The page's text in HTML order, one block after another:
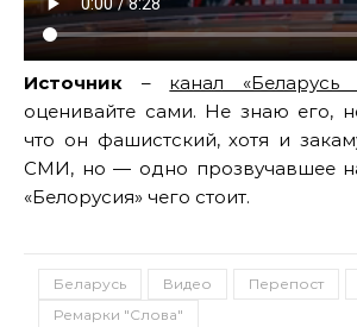
Источник – канал «Беларусь
оценивайте сами. Не знаю его,
что он фашистский, хотя и
СМИ, но — одно прозвучавшее
«Белорусия» чего стоит.
Беларусь Видео Перепост
Ремарки "Слова"